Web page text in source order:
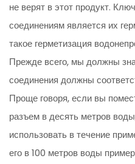
не верят в этот продукт.
соединениям является их
такое герметизация
Прежде всего, мы должны
соединения должны
Проще говоря, если вы
разъем в десять метров
использовать в течение
его в 100 метров воды